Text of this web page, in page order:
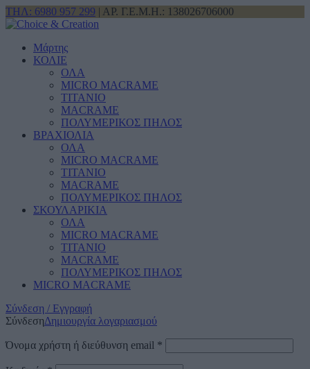
ΤΗΛ: 6980 957 299 | ΑΡ. Γ.Ε.Μ.Η.: 138026706000
Μάρτης
ΚΟΛΙΕ
ΟΛΑ
MICRO MACRAME
ΤΙΤΑΝΙΟ
MACRAME
ΠΟΛΥΜΕΡΙΚΟΣ ΠΗΛΟΣ
ΒΡΑΧΙΟΛΙΑ
ΟΛΑ
MICRO MACRAME
ΤΙΤΑΝΙΟ
MACRAME
ΠΟΛΥΜΕΡΙΚΟΣ ΠΗΛΟΣ
ΣΚΟΥΛΑΡΙΚΙΑ
ΟΛΑ
MICRO MACRAME
ΤΙΤΑΝΙΟ
MACRAME
ΠΟΛΥΜΕΡΙΚΟΣ ΠΗΛΟΣ
MICRO MACRAME
Σύνδεση / Εγγραφή
ΣύνδεσηΔημιουργία λογαριασμού
Όνομα χρήστη ή διεύθυνση email *